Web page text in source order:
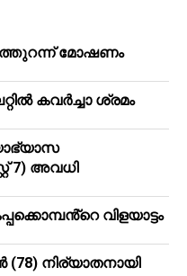
മോ​ഷ​ണം
കവർച്ചാ ശ്രമം
7) അവധി
വിളയാട്ടം
(78) നിര്യാതനായി